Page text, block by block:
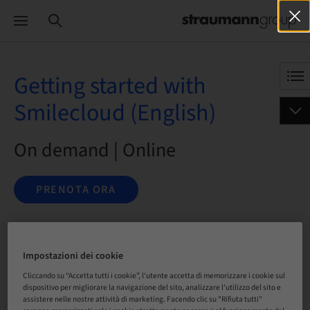
Getting started with
Smilecloud (English)
On demand | Online
PRENOTA ORA
Stato
prenotabile
Lingua
Impostazioni dei cookie
Cliccando su “Accetta tutti i cookie”, l'utente accetta di memorizzare i cookie sul
dispositivo per migliorare la navigazione del sito, analizzare l'utilizzo del sito e
assistere nelle nostre attività di marketing. Facendo clic su "Rifiuta tutti"